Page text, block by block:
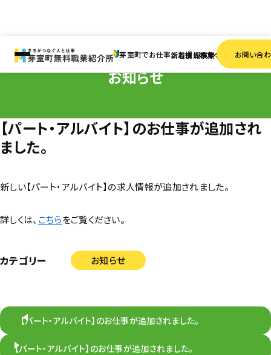
芽室町でお仕事をお探しの方へ
新着情報求人検索事業者一覧お問い合
お知らせ
【パート・アルバイト】のお仕事が追加され
ました。
新しい【パート・アルバイト】の求人情報が追加されました。
詳しくは、 こちらをご覧ください。
カテゴリー お知らせ
【パート・アルバイト】のお仕事が追加されました。
【パート・アルバイト】のお仕事が追加されました。